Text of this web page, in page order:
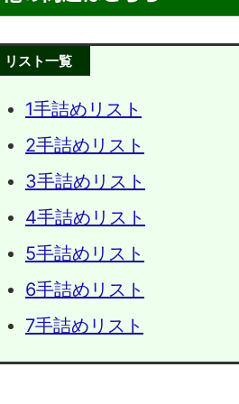
リスト一覧
1手詰めリスト
2手詰めリスト
3手詰めリスト
4手詰めリスト
5手詰めリスト
6手詰めリスト
7手詰めリスト